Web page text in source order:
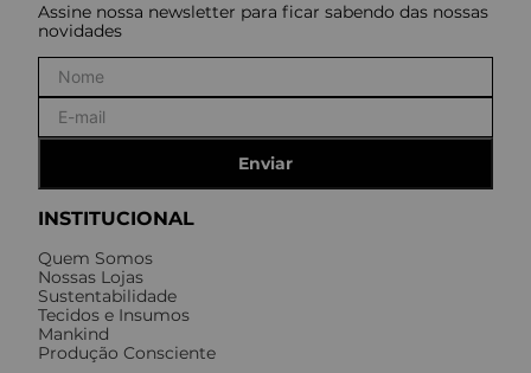
INSTITUCIONAL
Quem Somos
Nossas Lojas
Sustentabilidade
Tecidos e Insumos
Mankind
Produção Consciente
Assine nossa newsletter para ficar sabendo das nossas
novidades
Enviar